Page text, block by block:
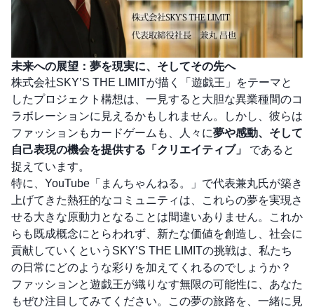
未来への展望：夢を現実に、そしてその先へ
株式会社SKY’S THE LIMITが描く「遊戯王」をテーマと
したプロジェクト構想は、一見すると大胆な異業種間のコ
ラボレーションに見えるかもしれません。しかし、彼らは
ファッションもカードゲームも、人々に夢や感動、そして
自己表現の機会を提供する「クリエイティブ」
であると
捉えています。
特に、YouTube「まんちゃんねる。」で代表兼丸氏が築き
上げてきた熱狂的なコミュニティは、これらの夢を実現さ
せる大きな原動力となることは間違いありません。これか
らも既成概念にとらわれず、新たな価値を創造し、社会に
貢献していくというSKY’S THE LIMITの挑戦は、私たち
の日常にどのような彩りを加えてくれるのでしょうか？
ファッションと遊戯王が織りなす無限の可能性に、あなた
もぜひ注目してみてください。この夢の旅路を、一緒に見